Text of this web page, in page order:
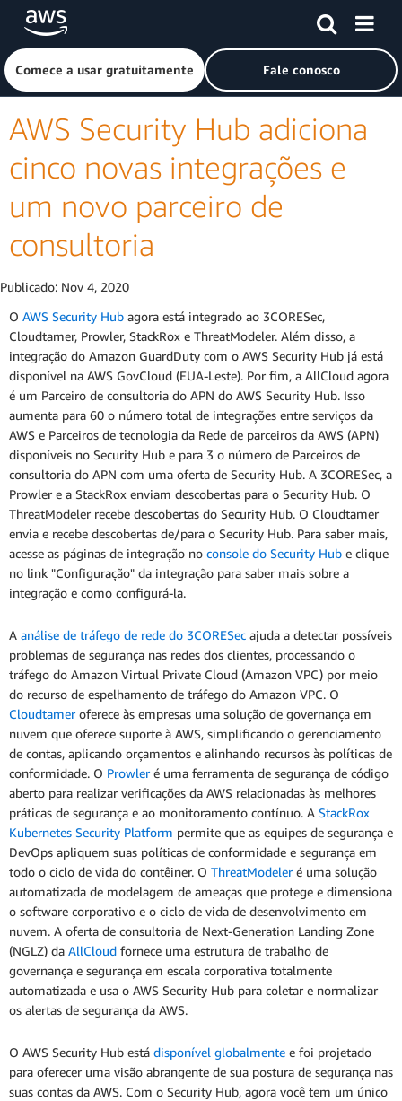
Pular para o conteúdo principal
Clique aqui para voltar à página inicial da Amazon Web
Comece a usar gratuitamente Fale conosco
AWS Security Hub adiciona
cinco novas integrações e
um novo parceiro de
consultoria
Publicado: Nov 4, 2020
O AWS Security Hub agora está integrado ao 3CORESec,
Cloudtamer, Prowler, StackRox e ThreatModeler. Além disso, a
integração do Amazon GuardDuty com o AWS Security Hub já está
disponível na AWS GovCloud (EUA-Leste). Por fim, a AllCloud agora
é um Parceiro de consultoria do APN do AWS Security Hub. Isso
aumenta para 60 o número total de integrações entre serviços da
AWS e Parceiros de tecnologia da Rede de parceiros da AWS (APN)
disponíveis no Security Hub e para 3 o número de Parceiros de
consultoria do APN com uma oferta de Security Hub. A 3CORESec, a
Prowler e a StackRox enviam descobertas para o Security Hub. O
ThreatModeler recebe descobertas do Security Hub. O Cloudtamer
envia e recebe descobertas de/para o Security Hub. Para saber mais,
acesse as páginas de integração no console do Security Hub e clique
no link "Configuração" da integração para saber mais sobre a
integração e como configurá-la.
A análise de tráfego de rede do 3CORESec ajuda a detectar possíveis
problemas de segurança nas redes dos clientes, processando o
tráfego do Amazon Virtual Private Cloud (Amazon VPC) por meio
do recurso de espelhamento de tráfego do Amazon VPC. O
Cloudtameroferece às empresas uma solução de governança em
nuvem que oferece suporte à AWS, simplificando o gerenciamento
de contas, aplicando orçamentos e alinhando recursos às políticas de
conformidade. O Prowleré uma ferramenta de segurança de código
aberto para realizar verificações da AWS relacionadas às melhores
práticas de segurança e ao monitoramento contínuo. A StackRox
Kubernetes Security Platform permite que as equipes de segurança e
DevOps apliquem suas políticas de conformidade e segurança em
todo o ciclo de vida do contêiner. O ThreatModeleré uma solução
automatizada de modelagem de ameaças que protege e dimensiona
o software corporativo e o ciclo de vida de desenvolvimento em
nuvem. A oferta de consultoria de Next-Generation Landing Zone
(NGLZ) da AllCloud fornece uma estrutura de trabalho de
governança e segurança em escala corporativa totalmente
automatizada e usa o AWS Security Hub para coletar e normalizar
os alertas de segurança da AWS.
O AWS Security Hub está disponível globalmente e foi projetado
para oferecer uma visão abrangente de sua postura de segurança nas
suas contas da AWS. Com o Security Hub, agora você tem um único